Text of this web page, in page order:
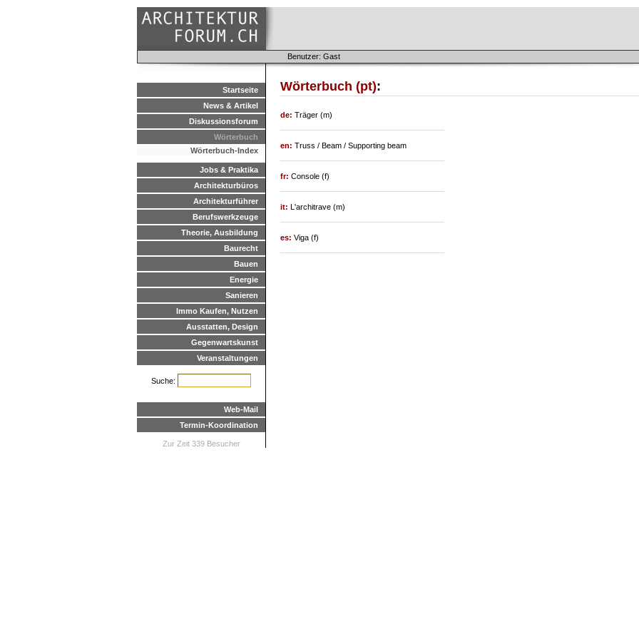
Benutzer: Gast
Startseite
News & Artikel
Diskussionsforum
Wörterbuch
Wörterbuch-Index
Jobs & Praktika
Architekturbüros
Architekturführer
Berufswerkzeuge
Theorie, Ausbildung
Baurecht
Bauen
Energie
Sanieren
Immo Kaufen, Nutzen
Ausstatten, Design
Gegenwartskunst
Veranstaltungen
Suche:
Web-Mail
Termin-Koordination
Zur Zeit 339 Besucher
Wörterbuch (pt):
de: Träger (m)
en: Truss / Beam / Supporting beam
fr: Console (f)
it: L'architrave (m)
es: Viga (f)